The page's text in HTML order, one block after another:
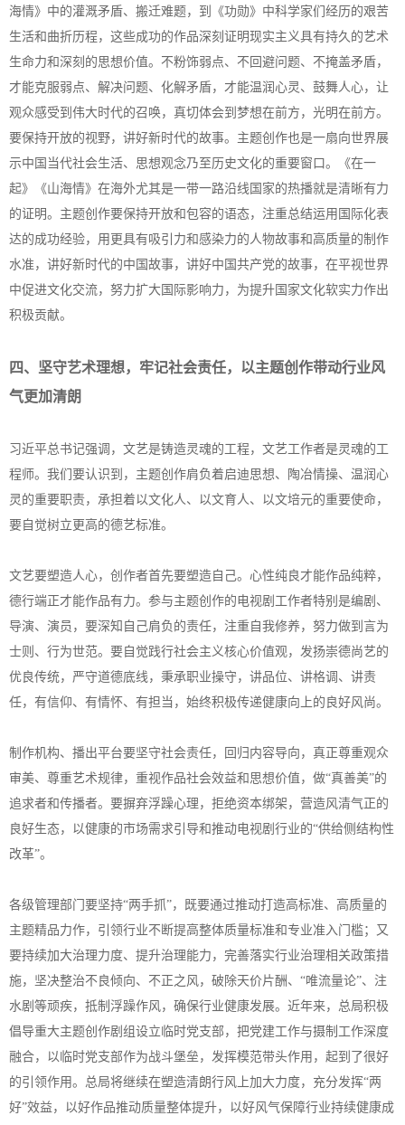
海情》中的灌溉矛盾、搬迁难题，到《功勋》中科学家们经历的艰苦
生活和曲折历程，这些成功的作品深刻证明现实主义具有持久的艺术
生命力和深刻的思想价值。不粉饰弱点、不回避问题、不掩盖矛盾，
才能克服弱点、解决问题、化解矛盾，才能温润心灵、鼓舞人心，让
观众感受到伟大时代的召唤，真切体会到梦想在前方，光明在前方。
要保持开放的视野，讲好新时代的故事。主题创作也是一扇向世界展
示中国当代社会生活、思想观念乃至历史文化的重要窗口。《在一
起》《山海情》在海外尤其是一带一路沿线国家的热播就是清晰有力
的证明。主题创作要保持开放和包容的语态，注重总结运用国际化表
达的成功经验，用更具有吸引力和感染力的人物故事和高质量的制作
水准，讲好新时代的中国故事，讲好中国共产党的故事，在平视世界
中促进文化交流，努力扩大国际影响力，为提升国家文化软实力作出
积极贡献。
四、坚守艺术理想，牢记社会责任，以主题创作带动行业风
气更加清朗
习近平总书记强调，文艺是铸造灵魂的工程，文艺工作者是灵魂的工
程师。我们要认识到，主题创作肩负着启迪思想、陶冶情操、温润心
灵的重要职责，承担着以文化人、以文育人、以文培元的重要使命，
要自觉树立更高的德艺标准。
文艺要塑造人心，创作者首先要塑造自己。心性纯良才能作品纯粹，
德行端正才能作品有力。参与主题创作的电视剧工作者特别是编剧、
导演、演员，要深知自己肩负的责任，注重自我修养，努力做到言为
士则、行为世范。要自觉践行社会主义核心价值观，发扬崇德尚艺的
优良传统，严守道德底线，秉承职业操守，讲品位、讲格调、讲责
任，有信仰、有情怀、有担当，始终积极传递健康向上的良好风尚。
制作机构、播出平台要坚守社会责任，回归内容导向，真正尊重观众
审美、尊重艺术规律，重视作品社会效益和思想价值，做“真善美”的
追求者和传播者。要摒弃浮躁心理，拒绝资本绑架，营造风清气正的
良好生态，以健康的市场需求引导和推动电视剧行业的“供给侧结构性
改革”。
各级管理部门要坚持“两手抓”，既要通过推动打造高标准、高质量的
主题精品力作，引领行业不断提高整体质量标准和专业准入门槛；又
要持续加大治理力度、提升治理能力，完善落实行业治理相关政策措
施，坚决整治不良倾向、不正之风，破除天价片酬、“唯流量论”、注
水剧等顽疾，抵制浮躁作风，确保行业健康发展。近年来，总局积极
倡导重大主题创作剧组设立临时党支部，把党建工作与摄制工作深度
融合，以临时党支部作为战斗堡垒，发挥模范带头作用，起到了很好
的引领作用。总局将继续在塑造清朗行风上加大力度，充分发挥“两
好”效益，以好作品推动质量整体提升，以好风气保障行业持续健康成